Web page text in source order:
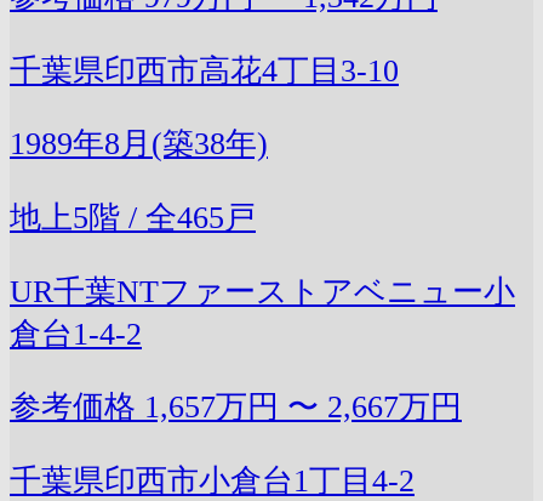
千葉県印西市高花4丁目3-10
1989年8月(築38年)
地上5階 / 全465戸
UR千葉NTファーストアベニュー小
倉台1-4-2
参考価格 1,657万円 〜 2,667万円
千葉県印西市小倉台1丁目4-2